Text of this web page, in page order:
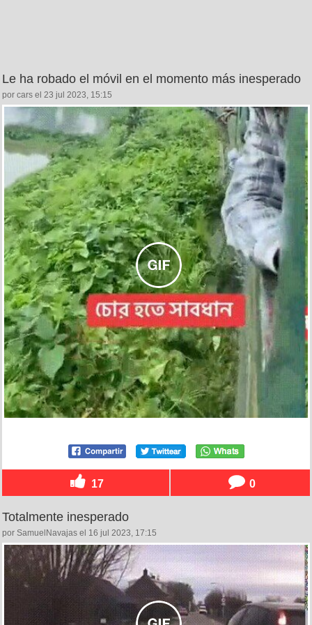
Le ha robado el móvil en el momento más inesperado
por cars el 23 jul 2023, 15:15
17 0
Totalmente inesperado
por SamuelNavajas el 16 jul 2023, 17:15